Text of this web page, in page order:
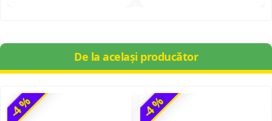
De la același producător
-4 % -4 %